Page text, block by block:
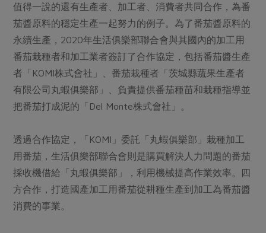
值得一說的還有生產者、加工者、消費者共同合作，為番
茄醬原料的穩定生產一起努力的例子。為了番茄醬原料的
永續生產，2020年生活俱樂部聯合會與其國內的加工用
番茄栽種者和加工業者簽訂了合作協定，包括番茄醬生產
者「KOMI株式會社」、番茄栽種者「茨城縣蔬果生產者
有限公司丸蝦俱樂部」、負責提供番茄種苗和栽種指導並
把番茄打成泥的「Del Monte株式會社」。
透過合作協定，「KOMI」委託「丸蝦俱樂部」栽種加工
用番茄，生活俱樂部聯合會則是購買解決人力問題的番茄
採收機借給「丸蝦俱樂部」，利用機械提高作業效率。四
方合作，打造國產加工用番茄從耕種生產到加工為番茄醬
消費的事業。